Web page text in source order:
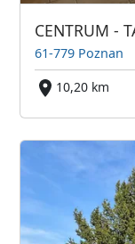
CENTRUM -
61-779 Poznan
10,20 km